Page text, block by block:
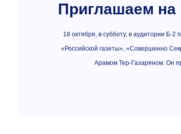
Приглашаем на
18 октября, в субботу, в аудитории Б-
«Российской газеты», «Совершенно
Арамом Тер-Газаряном. Он